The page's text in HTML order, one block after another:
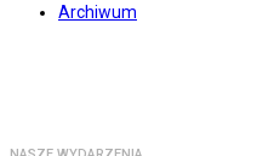
Archiwum